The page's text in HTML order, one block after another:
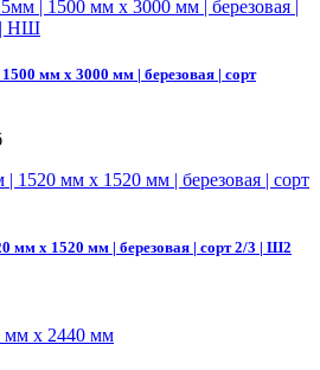
мм х 3000 мм | березовая | сорт
мм х 1520 мм | березовая | сорт 2/3 | Ш2